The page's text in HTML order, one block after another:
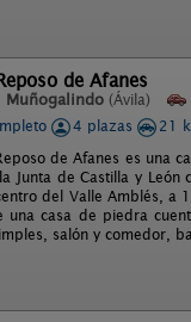
de Afanes
Muñogalindo (Ávila)
4 plazas 21
de Afanes es una
Junta de Castilla y
del Valle Amblés, a
una casa de piedra
salón y comedor,